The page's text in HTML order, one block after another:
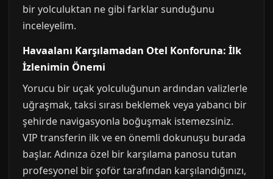
bir yolculuktan ne gibi farklar sunduğunu
inceleyelim.
Havaalanı Karşılamadan Otel Konforuna: İlk
İzlenimin Önemi
Yorucu bir uçak yolculuğunun ardından valizlerle
uğraşmak, taksi sırası beklemek veya yabancı bir
şehirde navigasyonla boğuşmak istemezsiniz.
VIP transferin ilk ve en önemli dokunuşu burada
başlar. Adınıza özel bir karşılama panosu tutan
profesyonel bir şoför tarafından karşılandığınızı,